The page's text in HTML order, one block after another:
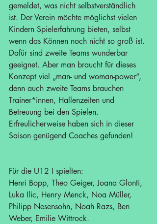
gemeldet, was nicht selbstverständlich
ist. Der Verein möchte möglichst vielen
Kindern Spielerfahrung bieten, selbst
wenn das Können noch nicht so groß ist.
Dafür sind zweite Teams wunderbar
geeignet. Aber man braucht für dieses
Konzept viel „man- und woman-power“,
denn auch zweite Teams brauchen
Trainer*innen, Hallenzeiten und
Betreuung bei den Spielen.
Erfreulicherweise haben sich in dieser
Saison genügend Coaches gefunden!
Für die U12 I spielten:
Henri Bopp, Theo Geiger, Joana Glonti,
Luka Ilic, Henry Menck, Noa Müller,
Philipp Nesensohn, Noah Razs, Ben
Weber, Emilie Wittrock.